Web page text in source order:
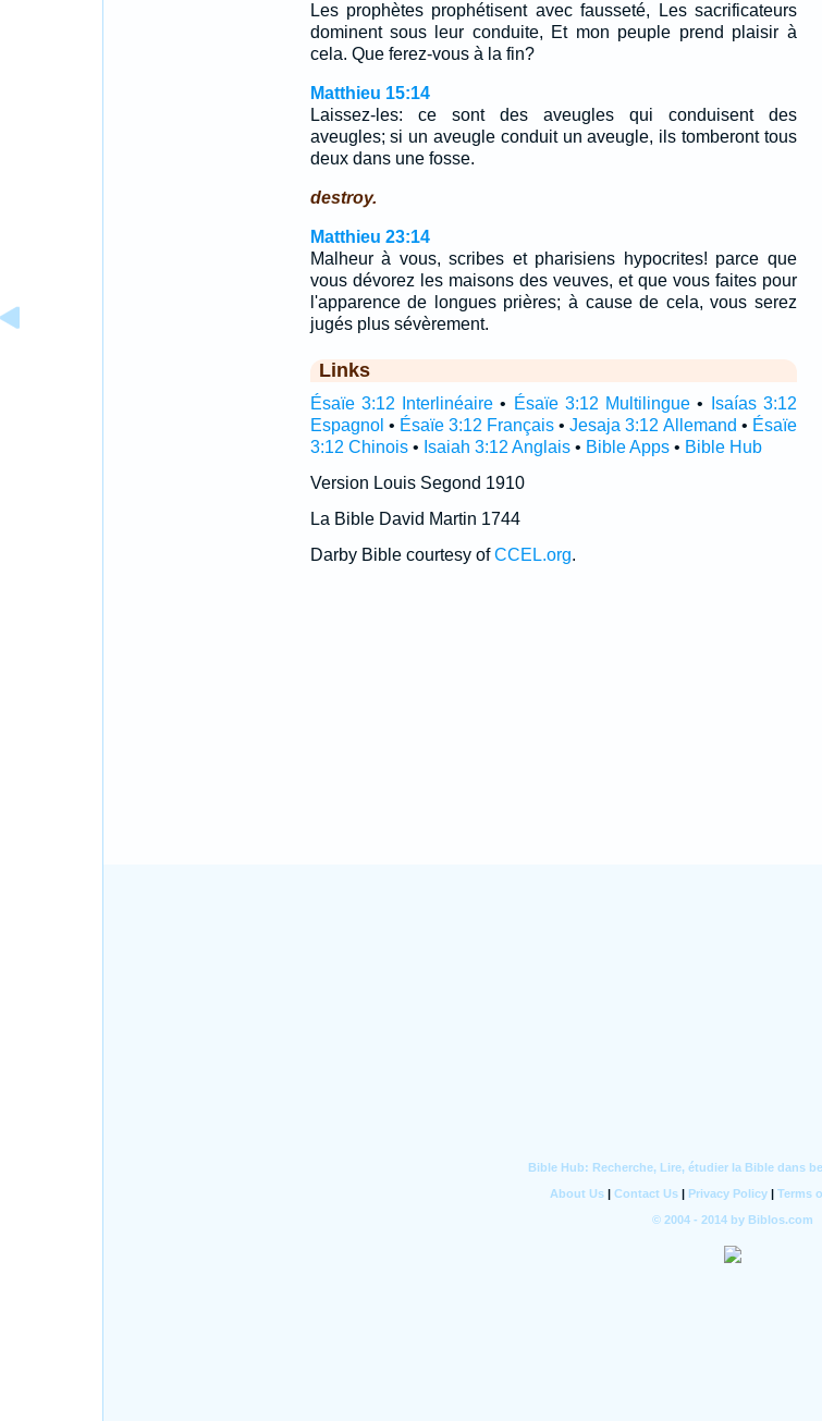
Les prophètes prophétisent avec fausseté, Les sacrificateurs
dominent sous leur conduite, Et mon peuple prend plaisir à
cela. Que ferez-vous à la fin?
Matthieu 15:14
Laissez-les: ce sont des aveugles qui conduisent des
aveugles; si un aveugle conduit un aveugle, ils tomberont tous
deux dans une fosse.
destroy.
Matthieu 23:14
Malheur à vous, scribes et pharisiens hypocrites! parce que
vous dévorez les maisons des veuves, et que vous faites pour
l'apparence de longues prières; à cause de cela, vous serez
jugés plus sévèrement.
Links
Ésaïe 3:12 Interlinéaire • Ésaïe 3:12 Multilingue •
Isaías 3:12
Espagnol • Ésaïe 3:12 Français •Jesaja 3:12 Allemand • Ésaïe
3:12 Chinois• Isaiah 3:12 Anglais• Bible Apps• Bible Hub
Version Louis Segond 1910
La Bible David Martin 1744
Darby Bible courtesy ofCCEL.org.